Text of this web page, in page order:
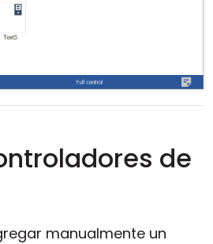
de
manualmente un